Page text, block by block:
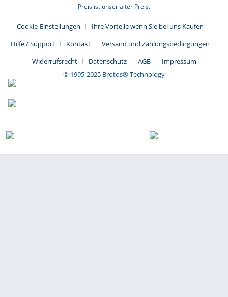
Fragen zum Artikel?
Preis ist unser alter Preis.
Cookie-Einstellungen
Ihre Vorteile wenn Sie bei uns Kaufen
Hilfe / Support
Kontakt
Versand und Zahlungsbedingungen
Widerrufsrecht
Datenschutz AGB
Impressum
© 1995-2025 Brotos® Technology